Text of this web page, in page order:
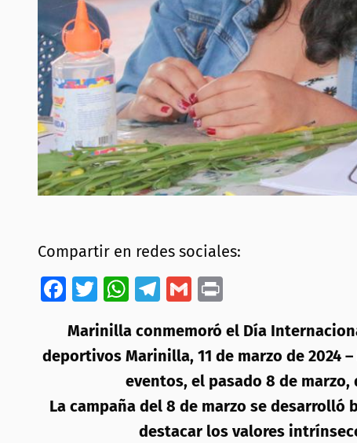
Compartir en redes sociales:
Facebook
Twitter
WhatsApp
Telegram
Gmail
Marinilla conmemoró el Día
deportivos Marinilla, 11 de marzo de 2024
eventos, el pasado 8 de
La campaña del 8 de marzo se
destacar los valores